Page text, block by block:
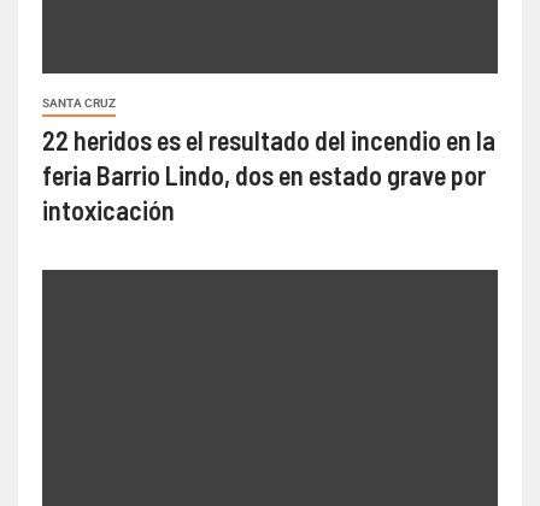
SANTA CRUZ
22 heridos es el resultado del incendio en la
feria Barrio Lindo, dos en estado grave por
intoxicación